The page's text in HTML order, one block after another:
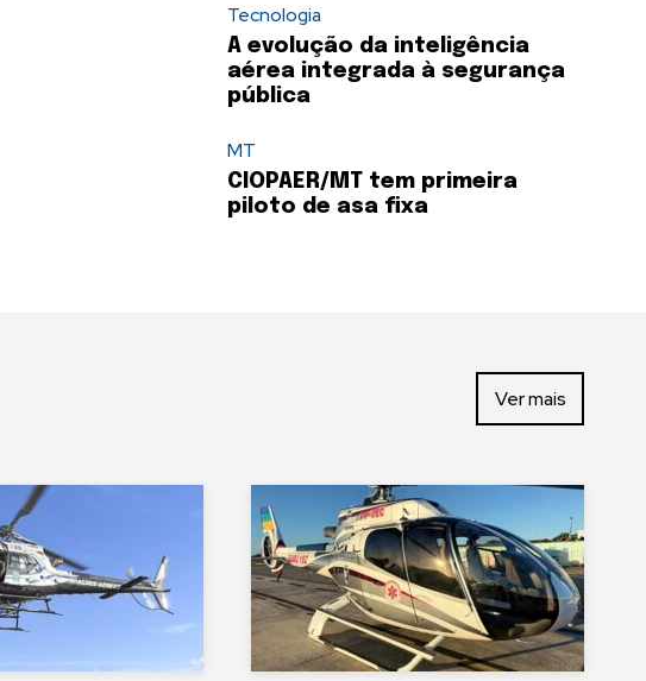
Tecnologia
A evolução da inteligência
aérea integrada à segurança
pública
MT
CIOPAER/MT tem primeira
piloto de asa fixa
Ver mais